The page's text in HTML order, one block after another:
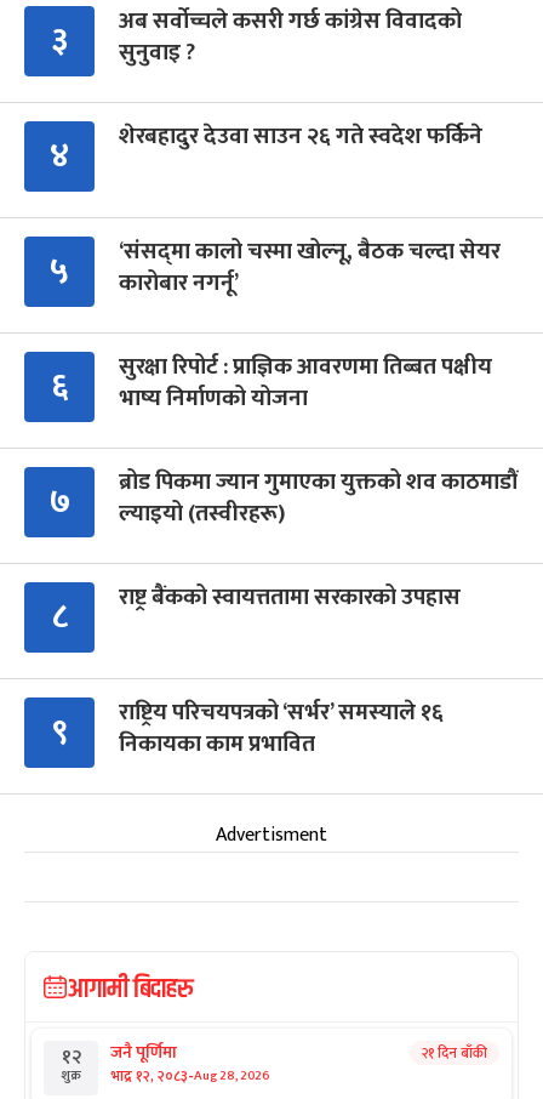
३
अब सर्वोच्चले कसरी गर्छ कांग्रेस विवादको
सुनुवाइ ?
४ शेरबहादुर देउवा साउन २६ गते स्वदेश फर्किने
५
‘संसद्‍मा कालो चस्मा खोल्नू, बैठक चल्दा सेयर
कारोबार नगर्नू’
६
सुरक्षा रिपोर्ट : प्राज्ञिक आवरणमा तिब्बत पक्षीय
भाष्य निर्माणको योजना
७
ब्रोड पिकमा ज्यान गुमाएका युक्तको शव काठमाडौं
ल्याइयो (तस्वीरहरू)
८ राष्ट्र बैंकको स्वायत्ततामा सरकारको उपहास
९
राष्ट्रिय परिचयपत्रको ‘सर्भर’ समस्याले १६
निकायका काम प्रभावित
Advertisment
आगामी बिदाहरु
१२
शुक्र
जनै पूर्णिमा
भाद्र १२, २०८३-Aug 28, 2026
२१ दिन बाँकी